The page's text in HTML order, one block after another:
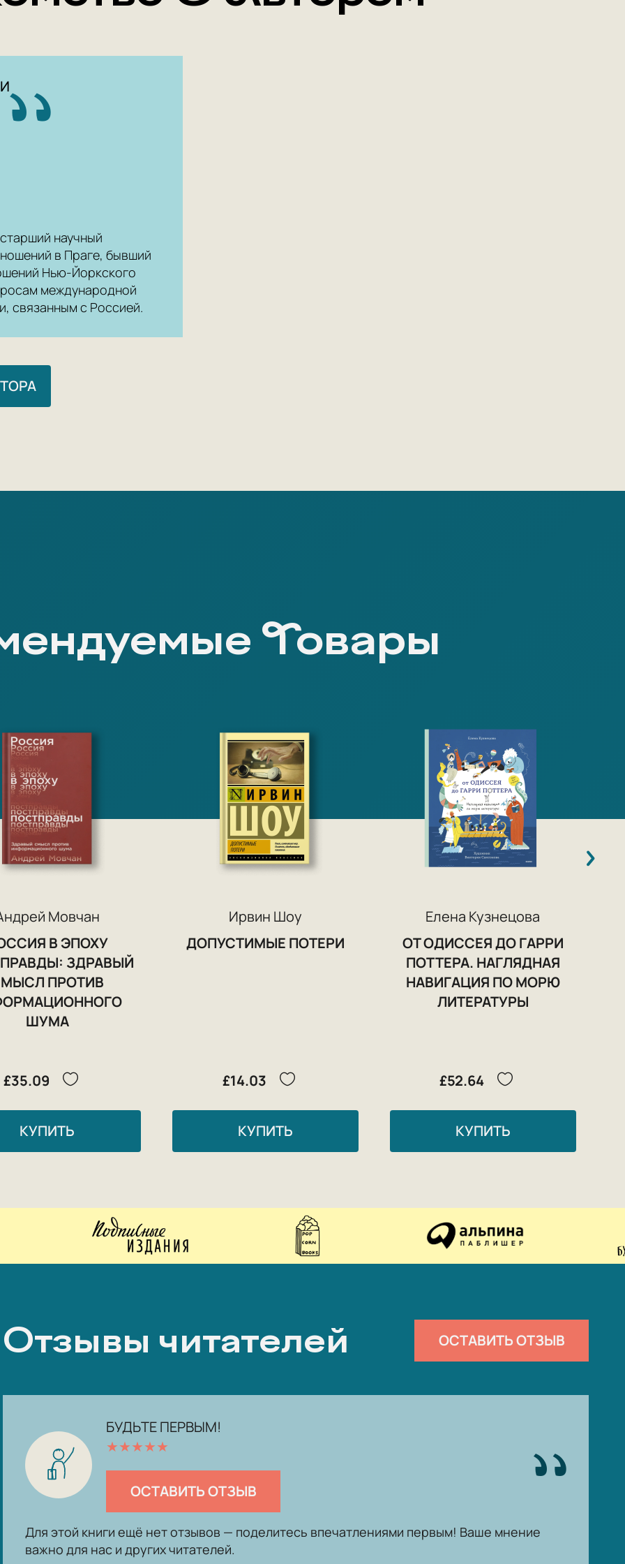
научный
в Праге, бывший
Нью-Йоркского
международной
связанным с Россией.
Товары
Мовчан
В ЭПОХУ
ЗДРАВЫЙ
ПРОТИВ
ШУМА
£35.09
КУПИТЬ
Ирвин Шоу
ДОПУСТИМЫЕ ПОТЕРИ
£14.03
КУПИТЬ
Елена Кузнецова
ОТ ОДИССЕЯ ДО ГАРРИ
ПОТТЕРА. НАГЛЯДНАЯ
НАВИГАЦИЯ ПО МОРЮ
ЛИТЕРАТУРЫ
£52.64
КУПИТЬ
Отзывы читателей ОСТАВИТЬ ОТЗЫВ
БУДЬТЕ ПЕРВЫМ!
★★★★★
ОСТАВИТЬ ОТЗЫВ
Для этой книги ещё нет отзывов — поделитесь впечатлениями первым! Ваше мнение
важно для нас и других читателей.